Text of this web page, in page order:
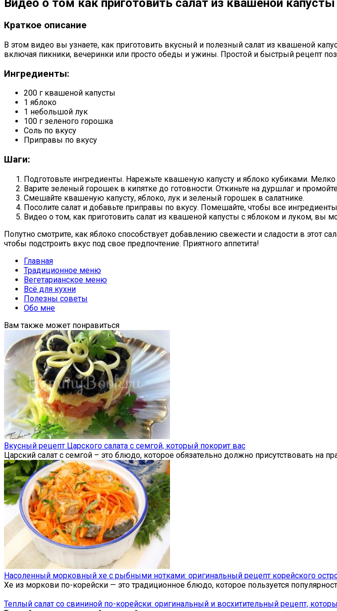
Видео о том как приготовить салат из квашеной
Краткое описание
В этом видео вы узнаете, как приготовить вкусный и полезный салат из квашеной
включая пикники, вечеринки или просто обеды и ужины. Простой и быстрый рецепт
Ингредиенты:
200 г квашеной капусты
1 яблоко
1 небольшой лук
100 г зеленого горошка
Соль по вкусу
Приправы по вкусу
Шаги:
Подготовьте ингредиенты. Нарежьте квашеную капусту и яблоко кубиками. Мелко
Варите зеленый горошек в кипятке до готовности. Откиньте на дуршлаг и
Смешайте квашеную капусту, яблоко, лук и зеленый горошек в салатнике.
Посолите салат и добавьте приправы по вкусу. Помешайте, чтобы все
Видео о том, как приготовить салат из квашеной капусты с яблоком и луком, вы
Попутно смотрите, как яблоко способствует добавлению свежести и сладости в этот
чтобы подстроить вкус под свое предпочтение. Приятного аппетита!
Главная
Традиционное меню
Вегетарианское меню
Всё для кухни
Полезны советы
Обо мне
Вам также может понравиться
Вкусный рецепт Царского салата с семгой, который покорит вас
Царский салат с семгой – это блюдо, которое обязательно должно присутствовать на
Насоленный морковный хе с рыбными нотками: оригинальный рецепт корейского
Хе из моркови по-корейски — это традиционное блюдо, которое пользуется
Теплый салат со свининой по-корейски: оригинальный и восхитительный рецепт,